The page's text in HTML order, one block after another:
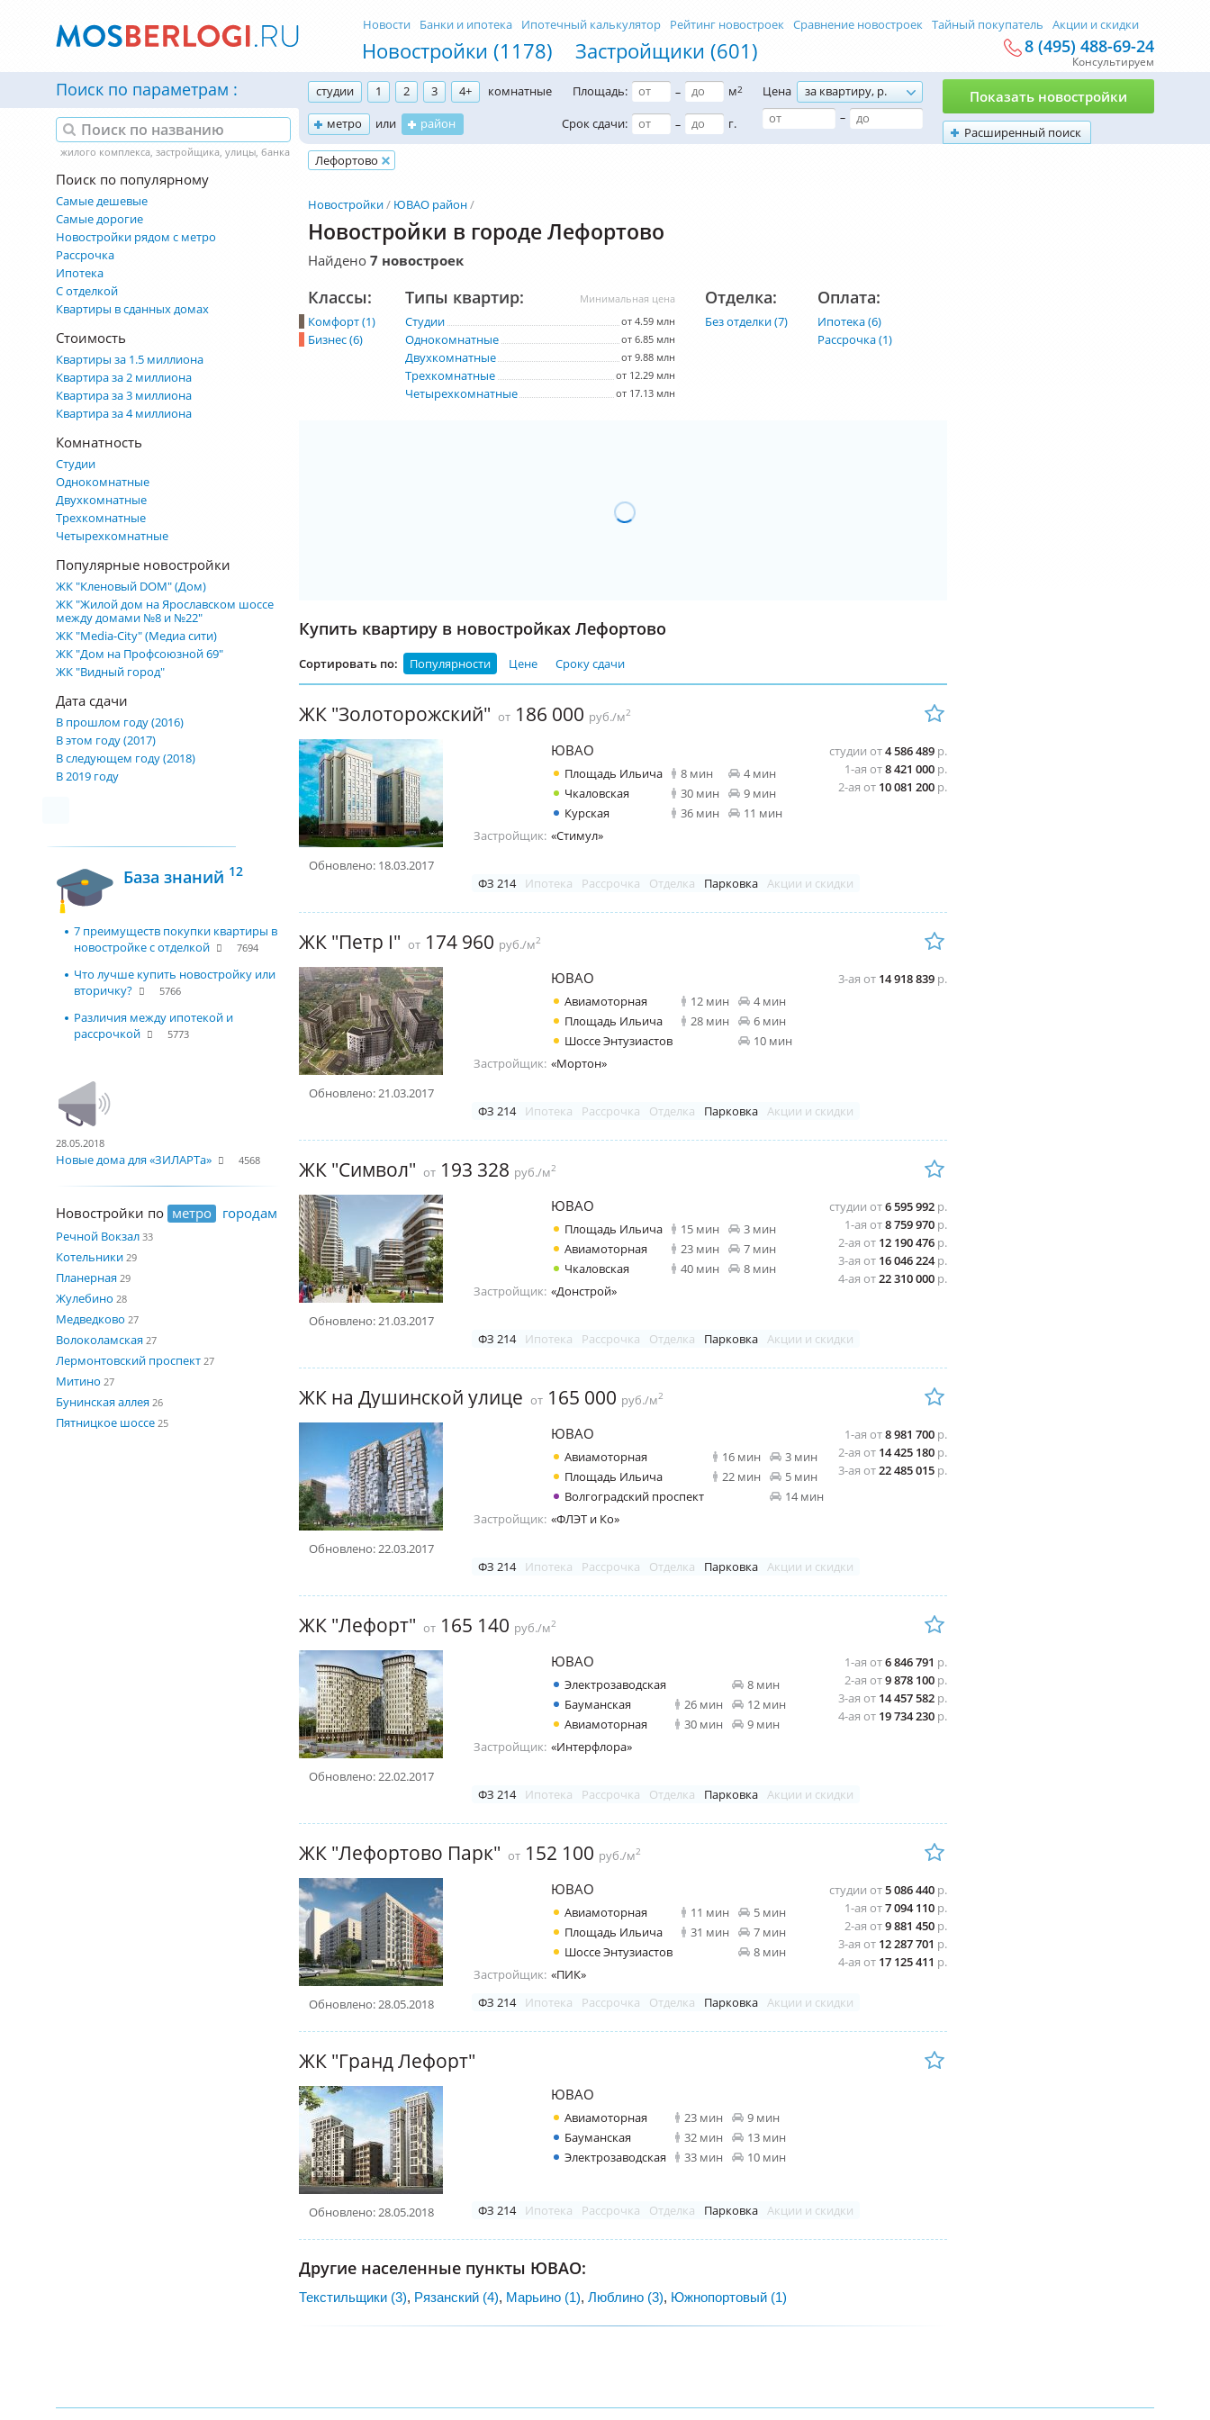
Новостройки (1178) Застройщики (601)
Новости Банки и ипотека Ипотечный калькулятор Рейтинг новостроек Сравнение новостроек Тайный покупатель Акции и скидки
8 (495) 488-69-24
Консультируем
Поиск по параметрам студии 1 2 3 4+
комнатные
метро
или район
Площадь: – м2
Срок сдачи: – г.
Цена
за квартиру, р.
–
Расширенный поиск
Показать новостройки
Лефортово
Поиск по популярному
Самые дешевые
Самые дорогие
Новостройки рядом с метро
Рассрочка
Ипотека
С отделкой
Квартиры в сданных домах
Стоимость
Квартиры за 1.5 миллиона
Квартира за 2 миллиона
Квартира за 3 миллиона
Квартира за 4 миллиона
Комнатность
Студии
Однокомнатные
Двухкомнатные
Трехкомнатные
Четырехкомнатные
Популярные новостройки
ЖК "Кленовый DOM" (Дом)
ЖК "Жилой дом на Ярославском шоссе
между домами №8 и №22"
ЖК "Media-City" (Медиа сити)
ЖК "Дом на Профсоюзной 69"
ЖК "Видный город"
Дата сдачи
В прошлом году (2016)
В этом году (2017)
В следующем году (2018)
В 2019 году
База знаний 12
7 преимуществ покупки квартиры в
новостройке с отделкой
7694
Что лучше купить новостройку или
вторичку?
5766
Различия между ипотекой и
рассрочкой
5773
28.05.2018
Новые дома для «ЗИЛАРТа» 4568
Новостройки по метро городам
Речной Вокзал 33
Котельники 29
Планерная 29
Жулебино 28
Медведково 27
Волоколамская 27
Лермонтовский проспект 27
Митино 27
Бунинская аллея 26
Пятницкое шоссе 25
Новостройки ЮВАО район
Новостройки в городе Лефортово
Найдено 7 новостроек
Классы:
Комфорт (1)
Бизнес (6)
Минимальная цена
Типы квартир:
Студии от 4.59 млн
Однокомнатные от 6.85 млн
Двухкомнатные от 9.88 млн
Трехкомнатные от 12.29 млн
Четырехкомнатные от 17.13 млн
Отделка:
Без отделки (7)
Оплата:
Ипотека (6)
Рассрочка (1)
Купить квартиру в новостройках Лефортово
Сортировать по: Популярности Цене Сроку сдачи
ЖК "Золоторожский" от 186 000 руб./м2
Обновлено: 18.03.2017
студии от4 586 489 р.
1-ая от8 421 000 р.
2-ая от 10 081 200 р.
ЮВАО
Площадь Ильича 8 мин
4 мин
Чкаловская
30 мин
9 мин
Курская
36 мин
11 мин
Застройщик: «Стимул»
ФЗ 214 Ипотека Рассрочка Отделка Парковка Акции и скидки
ЖК "Петр І" от 174 960 руб./м2
Обновлено: 21.03.2017
3-ая от 14 918 839 р.
ЮВАО
Авиамоторная 12 мин
4 мин
Площадь Ильича
28 мин
6 мин
Шоссе Энтузиастов
10 мин
Застройщик: «Мортон»
ФЗ 214 Ипотека Рассрочка Отделка Парковка Акции и скидки
ЖК "Символ" от 193 328 руб./м2
Обновлено: 21.03.2017
студии от6 595 992 р.
1-ая от8 759 970 р.
2-ая от 12 190 476 р.
3-ая от 16 046 224р.
4-ая от22 310 000 р.
ЮВАО
Площадь Ильича 15 мин
3 мин
Авиамоторная
23 мин
7 мин
Чкаловская
40 мин
8 мин
Застройщик: «Донстрой»
ФЗ 214 Ипотека Рассрочка Отделка Парковка Акции и скидки
ЖК на Душинской улице от 165 000 руб./м2
Обновлено: 22.03.2017
1-ая от8 981 700 р.
2-ая от 14 425 180 р.
3-ая от22 485 015 р.
ЮВАО
Авиамоторная 16 мин
3 мин
Площадь Ильича
22 мин
5 мин
Волгоградский проспект
14 мин
Застройщик: «ФЛЭТ и Ко»
ФЗ 214 Ипотека Рассрочка Отделка Парковка Акции и скидки
ЖК "Лефорт" от 165 140 руб./м2
Обновлено: 22.02.2017
1-ая от6 846 791 р.
2-ая от9 878 100 р.
3-ая от 14 457 582 р.
4-ая от 19 734 230 р.
ЮВАО
Электрозаводская
8 мин
Бауманская
26 мин
12 мин
Авиамоторная
30 мин
9 мин
Застройщик: «Интерфлора»
ФЗ 214 Ипотека Рассрочка Отделка Парковка Акции и скидки
ЖК "Лефортово Парк" от 152 100 руб./м2
Обновлено: 28.05.2018
студии от5 086 440 р.
1-ая от7 094 110 р.
2-ая от9 881 450 р.
3-ая от 12 287 701 р.
4-ая от 17 125 411 р.
ЮВАО
Авиамоторная 11 мин
5 мин
Площадь Ильича
31 мин
7 мин
Шоссе Энтузиастов
8 мин
Застройщик: «ПИК»
ФЗ 214
Ипотека Рассрочка Отделка Парковка Акции и скидки
ЖК "Гранд Лефорт"
Обновлено: 28.05.2018
ЮВАО
Авиамоторная 23 мин
9 мин
Бауманская
32 мин
13 мин
Электрозаводская
33 мин 10 мин
ФЗ 214 Ипотека Рассрочка Отделка Парковка Акции и скидки
Другие населенные пункты ЮВАО:
Текстильщики (3), Рязанский (4), Марьино (1), Люблино (3), Южнопортовый (1)